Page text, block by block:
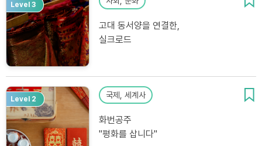
Level 3
고대 동서양을 연결한,
실크로드
Level 2 국제, 세계사
화번공주
"평화를 삽니다"